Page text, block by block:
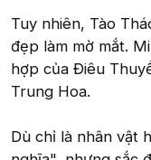
Tuy nhiên, Tào
đẹp làm mờ mắt.
hợp của Điêu
Trung Hoa.
Dù chỉ là nhân vật